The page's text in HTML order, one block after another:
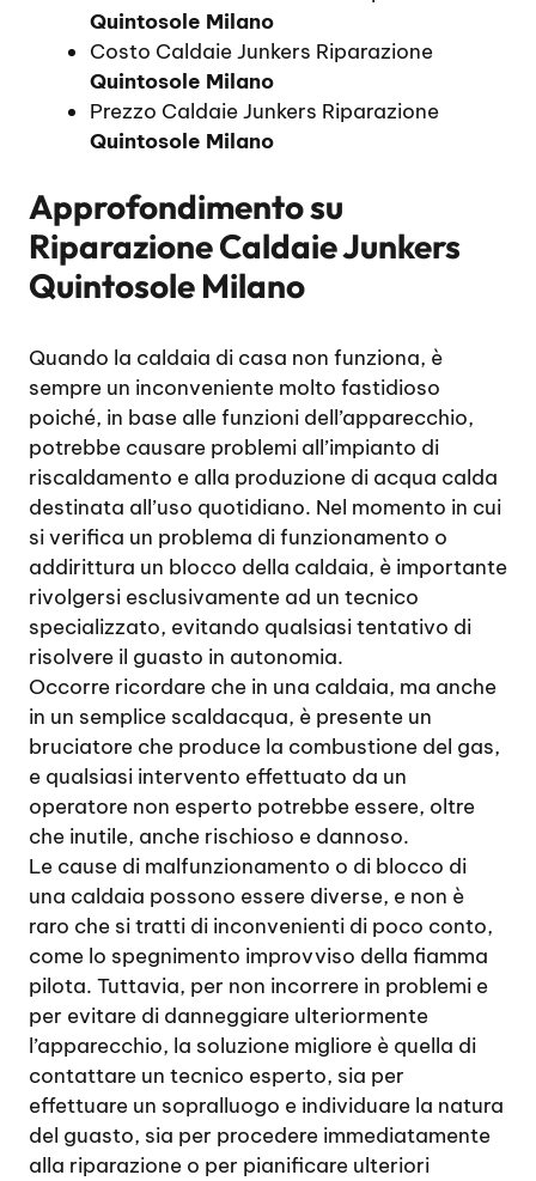
Quintosole Milano
Costo Caldaie Junkers Riparazione
Quintosole Milano
Prezzo Caldaie Junkers Riparazione
Quintosole Milano
Approfondimento su
Riparazione Caldaie Junkers
Quintosole Milano
Quando la caldaia di casa non funziona, è
sempre un inconveniente molto fastidioso
poiché, in base alle funzioni dell’apparecchio,
potrebbe causare problemi all’impianto di
riscaldamento e alla produzione di acqua calda
destinata all’uso quotidiano. Nel momento in cui
si verifica un problema di funzionamento o
addirittura un blocco della caldaia, è importante
rivolgersi esclusivamente ad un tecnico
specializzato, evitando qualsiasi tentativo di
risolvere il guasto in autonomia.
Occorre ricordare che in una caldaia, ma anche
in un semplice scaldacqua, è presente un
bruciatore che produce la combustione del gas,
e qualsiasi intervento effettuato da un
operatore non esperto potrebbe essere, oltre
che inutile, anche rischioso e dannoso.
Le cause di malfunzionamento o di blocco di
una caldaia possono essere diverse, e non è
raro che si tratti di inconvenienti di poco conto,
come lo spegnimento improvviso della fiamma
pilota. Tuttavia, per non incorrere in problemi e
per evitare di danneggiare ulteriormente
l’apparecchio, la soluzione migliore è quella di
contattare un tecnico esperto, sia per
effettuare un sopralluogo e individuare la natura
del guasto, sia per procedere immediatamente
alla riparazione o per pianificare ulteriori